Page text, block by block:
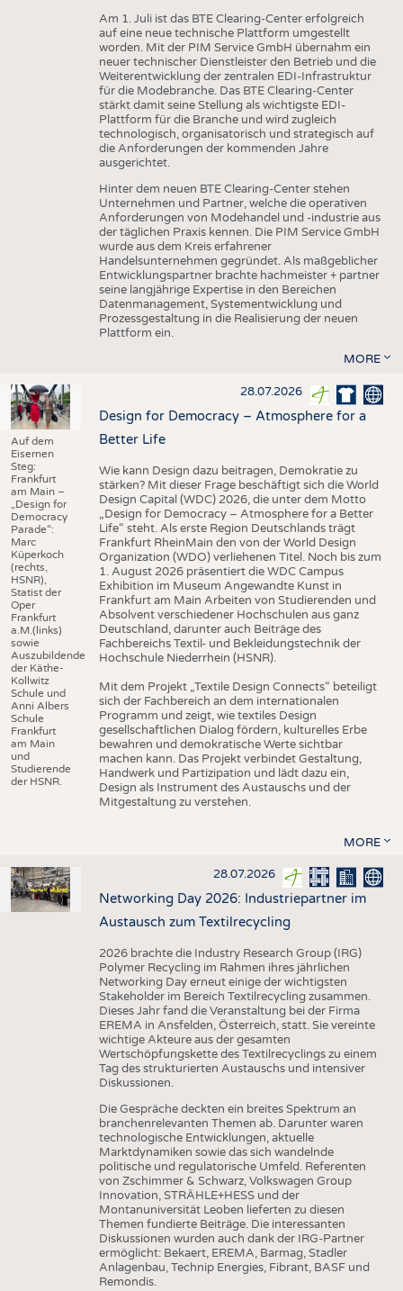
Am 1. Juli ist das BTE Clearing-Center erfolgreich
auf eine neue technische Plattform umgestellt
worden. Mit der PIM Service GmbH übernahm ein
neuer technischer Dienstleister den Betrieb und die
Weiterentwicklung der zentralen EDI-Infrastruktur
für die Modebranche. Das BTE Clearing-Center
stärkt damit seine Stellung als wichtigste EDI-
Plattform für die Branche und wird zugleich
technologisch, organisatorisch und strategisch auf
die Anforderungen der kommenden Jahre
ausgerichtet.
Hinter dem neuen BTE Clearing-Center stehen
Unternehmen und Partner, welche die operativen
Anforderungen von Modehandel und -industrie aus
der täglichen Praxis kennen. Die PIM Service GmbH
wurde aus dem Kreis erfahrener
Handelsunternehmen gegründet. Als maßgeblicher
Entwicklungspartner brachte hachmeister + partner
seine langjährige Expertise in den Bereichen
Datenmanagement, Systementwicklung und
Prozessgestaltung in die Realisierung der neuen
Plattform ein.
MORE
Auf dem
Eisernen
Steg:
Frankfurt
am Main –
„Design for
Democracy
Parade“:
Marc
Küperkoch
(rechts,
HSNR),
Statist der
Oper
Frankfurt
a.M.(links)
sowie
Auszubildende
der Käthe-
Kollwitz
Schule und
Anni Albers
Schule
Frankfurt
am Main
und
Studierende
der HSNR.
28.07.2026
Design for Democracy – Atmosphere for a
Better Life
Wie kann Design dazu beitragen, Demokratie zu
stärken? Mit dieser Frage beschäftigt sich die World
Design Capital (WDC) 2026, die unter dem Motto
„Design for Democracy – Atmosphere for a Better
Life“ steht. Als erste Region Deutschlands trägt
Frankfurt RheinMain den von der World Design
Organization (WDO) verliehenen Titel. Noch bis zum
1. August 2026 präsentiert die WDC Campus
Exhibition im Museum Angewandte Kunst in
Frankfurt am Main Arbeiten von Studierenden und
Absolvent verschiedener Hochschulen aus ganz
Deutschland, darunter auch Beiträge des
Fachbereichs Textil- und Bekleidungstechnik der
Hochschule Niederrhein (HSNR).
Mit dem Projekt „Textile Design Connects“ beteiligt
sich der Fachbereich an dem internationalen
Programm und zeigt, wie textiles Design
gesellschaftlichen Dialog fördern, kulturelles Erbe
bewahren und demokratische Werte sichtbar
machen kann. Das Projekt verbindet Gestaltung,
Handwerk und Partizipation und lädt dazu ein,
Design als Instrument des Austauschs und der
Mitgestaltung zu verstehen.
MORE
28.07.2026
Networking Day 2026: Industriepartner im
Austausch zum Textilrecycling
2026 brachte die Industry Research Group (IRG)
Polymer Recycling im Rahmen ihres jährlichen
Networking Day erneut einige der wichtigsten
Stakeholder im Bereich Textilrecycling zusammen.
Dieses Jahr fand die Veranstaltung bei der Firma
EREMA in Ansfelden, Österreich, statt. Sie vereinte
wichtige Akteure aus der gesamten
Wertschöpfungskette des Textilrecyclings zu einem
Tag des strukturierten Austauschs und intensiver
Diskussionen.
Die Gespräche deckten ein breites Spektrum an
branchenrelevanten Themen ab. Darunter waren
technologische Entwicklungen, aktuelle
Marktdynamiken sowie das sich wandelnde
politische und regulatorische Umfeld. Referenten
von Zschimmer & Schwarz, Volkswagen Group
Innovation, STRÄHLE+HESS und der
Montanuniversität Leoben lieferten zu diesen
Themen fundierte Beiträge. Die interessanten
Diskussionen wurden auch dank der IRG-Partner
ermöglicht: Bekaert, EREMA, Barmag, Stadler
Anlagenbau, Technip Energies, Fibrant, BASF und
Remondis.